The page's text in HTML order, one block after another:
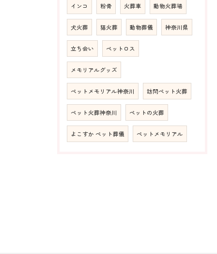
インコ 粉骨 火葬車 動物火葬場
犬火葬 猫火葬 動物葬儀 神奈川県
立ち会い ペットロス
メモリアルグッズ
ペットメモリアル神奈川 訪問ペット火葬
ペット火葬神奈川 ペットの火葬
よこすか ペット葬儀 ペットメモリアル